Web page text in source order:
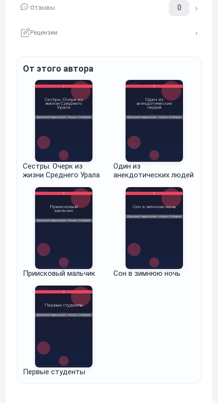
Отзывы 0
Рецензии
От этого автора
Сестры. Очерк из
жизни Среднего Урала
Один из
анекдотических людей
Приисковый мальчик Сон в зимнюю ночь
Первые студенты